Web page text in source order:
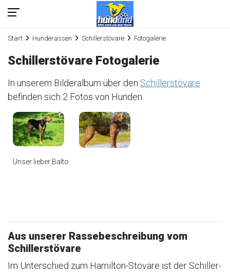
Start Hunderassen Schillerstövare Fotogalerie
Schillerstövare Fotogalerie
In unserem Bilderalbum über den Schillerstövare
befinden sich 2 Fotos von Hunden.
Unser lieber Balto
Aus unserer Rassebeschreibung vom
Schillerstövare
Im Unterschied zum Hamilton-Stövare ist der Schiller-